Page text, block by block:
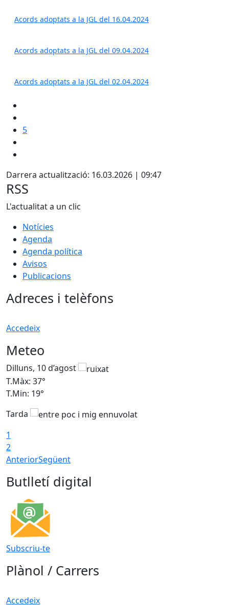
Acords adoptats a la JGL del 16.04.2024
Acords adoptats a la JGL del 09.04.2024
Acords adoptats a la JGL del 02.04.2024
5
Darrera actualització: 16.03.2026 | 09:47
RSS
L'actualitat a un clic
Notícies
Agenda
Agenda política
Avisos
Publicacions
Adreces i telèfons
Accedeix
Meteo
Dilluns, 10 d’agost
T.Màx: 37°
T.Min: 19°
Tarda
1
2
AnteriorSegüent
Butlletí digital
Subscriu-te
Plànol / Carrers
Accedeix